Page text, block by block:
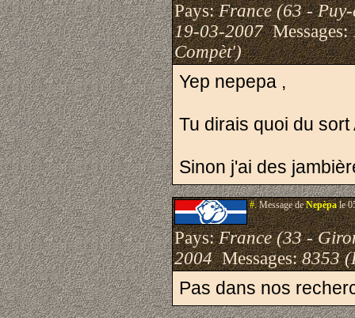
Pays:France (63 -
19-03-2007Messages:
Compèt')
Yep nepepa ,
Tu dirais quoi du
Sinon j'ai des
#.Message deNepèpale
Pays:France (33 -
2004Messages:8353
Pas dans nos